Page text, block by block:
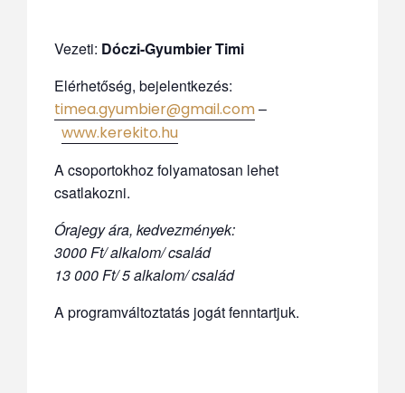
Vezeti: Dóczi-Gyumbier Timi
Elérhetőség, bejelentkezés:
timea.gyumbier@gmail.com–
www.kerekito.hu
A csoportokhoz folyamatosan lehet
csatlakozni.
Órajegy ára, kedvezmények:
3000 Ft/ alkalom/ család
13 000 Ft/ 5 alkalom/ család
A programváltoztatás jogát fenntartjuk.